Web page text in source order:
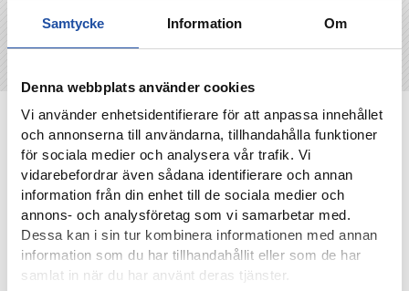
Samtycke Information Om
Denna webbplats använder cookies
Vi använder enhetsidentifierare för att anpassa innehållet
och annonserna till användarna, tillhandahålla funktioner
för sociala medier och analysera vår trafik. Vi
vidarebefordrar även sådana identifierare och annan
information från din enhet till de sociala medier och
annons- och analysföretag som vi samarbetar med.
Dessa kan i sin tur kombinera informationen med annan
information som du har tillhandahållit eller som de har
samlat in när du har använt deras tjänster.
NYHETER